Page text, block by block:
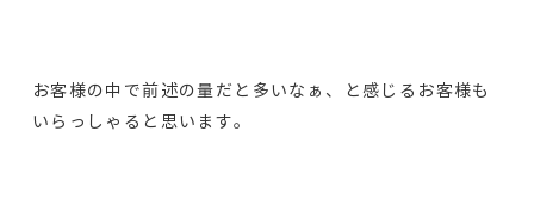
お客様の中で前述の量だと多いなぁ、と感じるお客様も
いらっしゃると思います。